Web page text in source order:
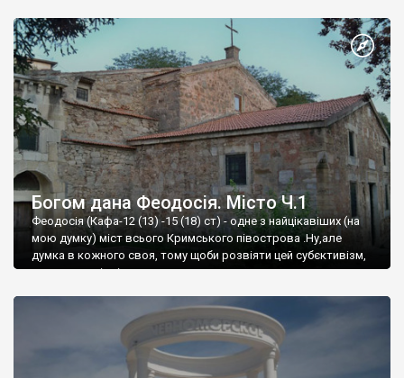
Богом дана Феодосія. Місто Ч.1
Феодосія (Кафа-12 (13) -15 (18) ст) - одне з найцікавіших (на
мою думку) міст всього Кримського півострова .Ну,але
думка в кожного своя, тому щоби розвіяти цей субєктивізм,
запрошую відвідати це